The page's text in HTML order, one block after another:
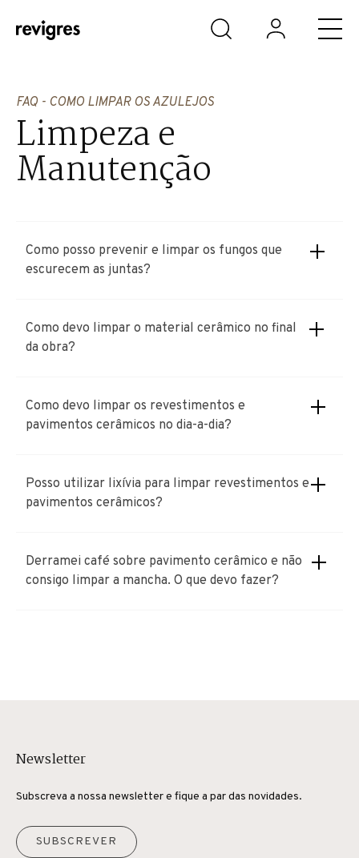
Saltar para o conteúdo principal
FAQ - COMO LIMPAR OS AZULEJOS
Limpeza e
Manutenção
Como posso prevenir e limpar os fungos que
escurecem as juntas?
Como devo limpar o material cerâmico no final
da obra?
Como devo limpar os revestimentos e
pavimentos cerâmicos no dia-a-dia?
Posso utilizar lixívia para limpar revestimentos e
pavimentos cerâmicos?
Derramei café sobre pavimento cerâmico e não
consigo limpar a mancha. O que devo fazer?
Newsletter
Subscreva a nossa newsletter e fique a par das novidades.
SUBSCREVER